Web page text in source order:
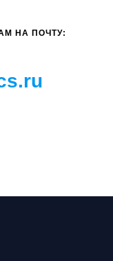
НА ПОЧТУ: